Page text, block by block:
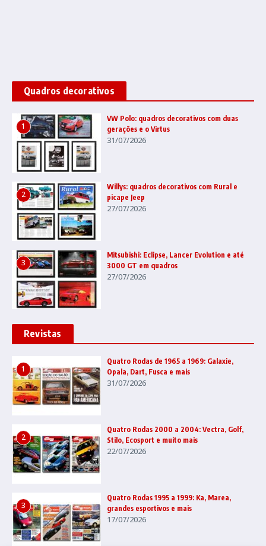
Quadros decorativos
1
VW Polo: quadros decorativos com duas
gerações e o Virtus
31/07/2026
2
Willys: quadros decorativos com Rural e
picape Jeep
27/07/2026
3
Mitsubishi: Eclipse, Lancer Evolution e até
3000 GT em quadros
27/07/2026
Revistas
1
Quatro Rodas de 1965 a 1969: Galaxie,
Opala, Dart, Fusca e mais
31/07/2026
2
Quatro Rodas 2000 a 2004: Vectra, Golf,
Stilo, Ecosport e muito mais
22/07/2026
3
Quatro Rodas 1995 a 1999: Ka, Marea,
grandes esportivos e mais
17/07/2026